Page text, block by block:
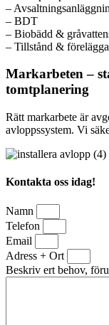
–
– BDT
– Biobädd &
– Tillstånd &
Markarbeten –
tomtplanering
Rätt markarbete är
avloppssystem. Vi
Kontakta oss idag!
Namn
Telefon
Email
Adress + Ort
Beskriv ert behov,